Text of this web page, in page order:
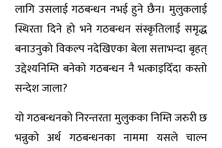
लागि उसलाई गठबन्धन नभई हुने छैन। मुलुकलाई
स्थिरता दिने हो भने गठबन्धन संस्कृतिलाई समृद्ध
बनाउनुको विकल्प नदेखिएका बेला सत्ताभन्दा बृहत्
उद्देश्यनिम्ति बनेको गठबन्धन नै भत्काइदिँदा कस्तो
सन्देश जाला?
यो गठबन्धनको निरन्तरता मुलुकका निम्ति जरुरी छ
भन्नुको अर्थ गठबन्धनका नाममा यसले चाल्न